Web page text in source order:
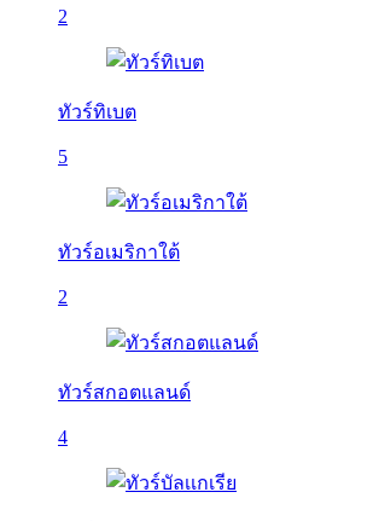
2
ทัวร์ทิเบต
5
ทัวร์อเมริกาใต้
2
ทัวร์สกอตแลนด์
4